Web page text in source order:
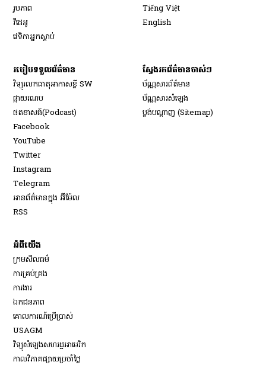
រូបភាព
វីដេអូ
វេទិកា​អ្នក​ស្ដាប់
Tiếng Việt
English
របៀប​ទទួល​ព័ត៌មាន​
វិទ្យុ​រលក​ធាតុអាកាស​ខ្លី SW
​ផ្កាយ​រណប
​ផតខាសធ៍(Podcast)
Facebook
YouTube
Twitter
Instagram
Telegram
អានព័ត៌មានក្នុង អ៊ីម៉ែល
RSS
ស្វែងរកព័ត៌មានចាស់ៗ
ប័ណ្ណសារ​ព័ត៌មាន​
ប័ណ្ណសារ​សំឡេង
ប្លង់បណ្តាញ (Sitemap)
អំពីយើង
ក្រមសីលធម៌
ការគ្រប់គ្រង
ការងារ
ឯកជនភាព
គោលការណ៍ប្រើប្រាស់
USAGM
វិទ្យុសំឡេងសហរដ្ឋអាមេរិក
កាលវិភាគផ្សាយប្រចាំថ្ងៃ